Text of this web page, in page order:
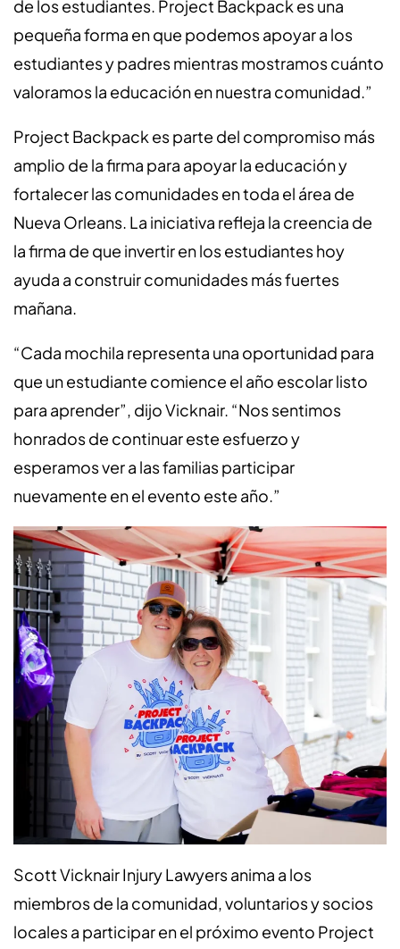
de los estudiantes. Project Backpack es una
pequeña forma en que podemos apoyar a los
estudiantes y padres mientras mostramos cuánto
valoramos la educación en nuestra comunidad.”
Project Backpack es parte del compromiso más
amplio de la firma para apoyar la educación y
fortalecer las comunidades en toda el área de
Nueva Orleans. La iniciativa refleja la creencia de
la firma de que invertir en los estudiantes hoy
ayuda a construir comunidades más fuertes
mañana.
“Cada mochila representa una oportunidad para
que un estudiante comience el año escolar listo
para aprender”, dijo Vicknair. “Nos sentimos
honrados de continuar este esfuerzo y
esperamos ver a las familias participar
nuevamente en el evento este año.”
Scott Vicknair Injury Lawyers anima a los
miembros de la comunidad, voluntarios y socios
locales a participar en el próximo evento Project